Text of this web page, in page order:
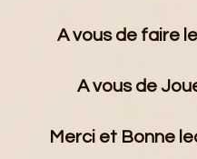
A vous de faire
A vous de
Merci et Bonne